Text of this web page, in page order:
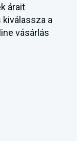
árait
a
vásárlás